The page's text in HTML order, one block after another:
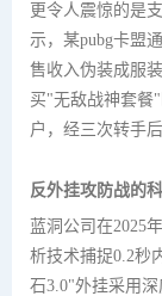
更令人震惊的是
示，某pubg卡盟
售收入伪装成服
买"无敌战神套餐
户，经三次转手
反外挂攻防战的
蓝洞公司在2025
析技术捕捉0.2秒
石3.0"外挂采用